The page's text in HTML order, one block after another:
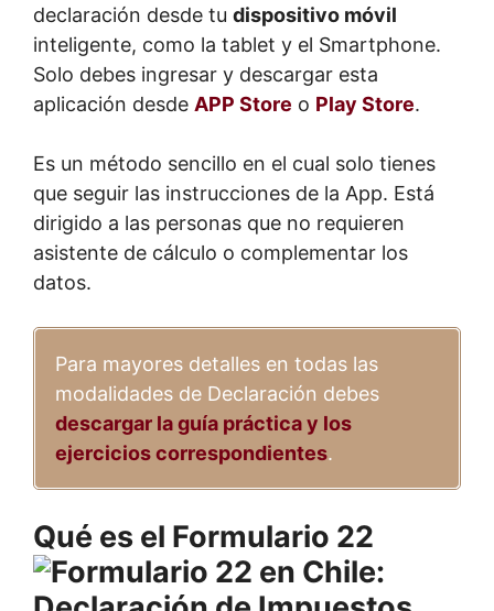
declaración desde tu dispositivo móvil
inteligente, como la tablet y el Smartphone.
Solo debes ingresar y descargar esta
aplicación desde APP Store o Play Store.
Es un método sencillo en el cual solo tienes
que seguir las instrucciones de la App. Está
dirigido a las personas que no requieren
asistente de cálculo o complementar los
datos.
Para mayores detalles en todas las
modalidades de Declaración debes
descargar la guía práctica y los
ejercicios correspondientes.
Qué es el Formulario 22